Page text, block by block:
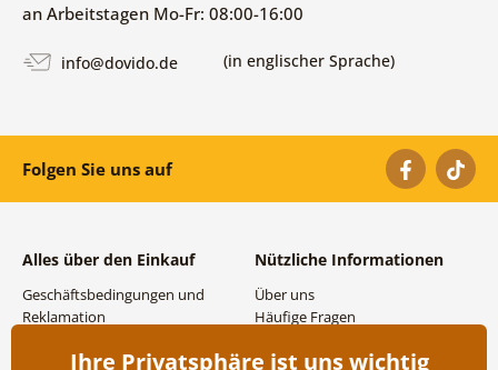
an Arbeitstagen Mo-Fr: 08:00-16:00
info@dovido.de (in englischer Sprache)
Folgen Sie uns auf
Alles über den Einkauf
Geschäftsbedingungen und
Reklamation
Versand- und
Nützliche Informationen
Über uns
Häufige Fragen
Großhandel und
Ihre Privatsphäre ist uns wichtig